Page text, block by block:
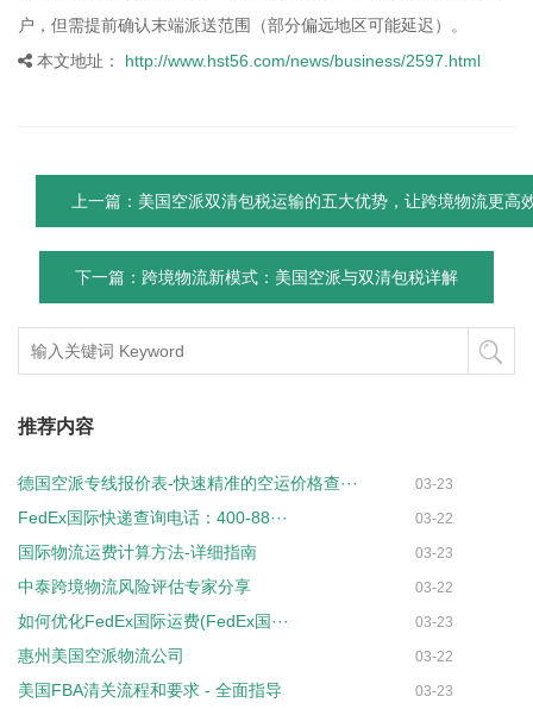
户，但需提前确认末端派送范围（部分偏远地区可能延迟）。
本文地址：
http://www.hst56.com/news/business/2597.html
上一篇：美国空派双清包税运输的五大优势，让跨境物流更高
下一篇：跨境物流新模式：美国空派与双清包税详解
推荐内容
德国空派专线报价表-快速精准的空运价格查··· 03-23
FedEx国际快递查询电话：400-88··· 03-22
国际物流运费计算方法-详细指南 03-23
中泰跨境物流风险评估专家分享 03-22
如何优化FedEx国际运费(FedEx国··· 03-23
惠州美国空派物流公司 03-22
美国FBA清关流程和要求 - 全面指导 03-23